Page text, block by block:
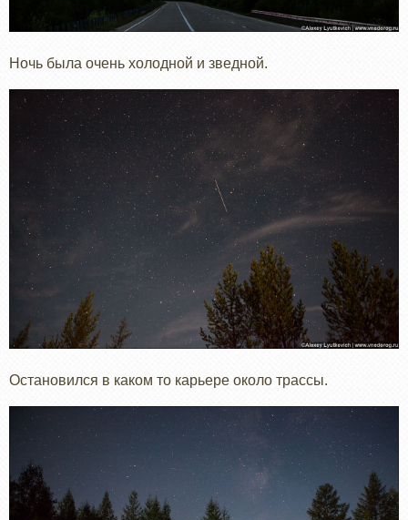
Ночь была очень холодной и зведной.
Остановился в каком то карьере около трассы.